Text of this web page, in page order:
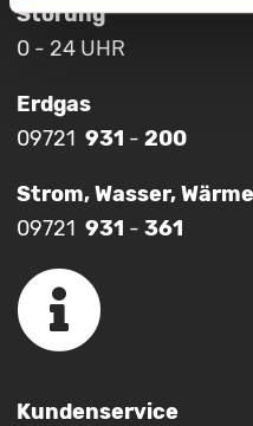
Störung
0 - 24 UHR
Erdgas
09721 931 - 200
Strom, Wasser,
09721 931 - 361
Kundenservice